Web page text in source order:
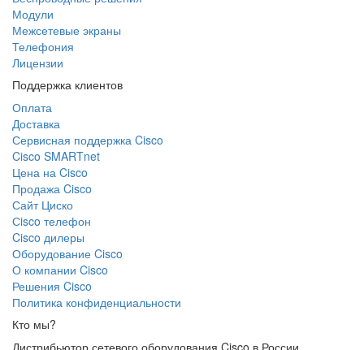
Модули
Межсетевые экраны
Телефония
Лицензии
Поддержка клиентов
Оплата
Доставка
Сервисная поддержка Cisco
Cisco SMARTnet
Цена на Cisco
Продажа Cisco
Сайт Циско
Сisco телефон
Cisco дилеры
Оборудование Cisco
О компании Cisco
Решения Cisco
Политика конфиденциальности
Кто мы?